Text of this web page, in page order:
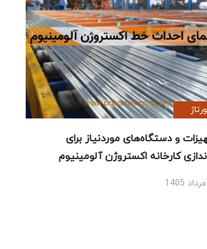
و دستگاه‌های موردنیاز برای
کارخانه اکستروژن آلومینیوم